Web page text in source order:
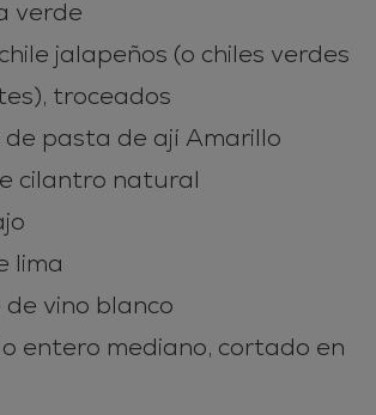
verde
jalapeños (o chiles verdes
troceados
de pasta de ají Amarillo
cilantro natural
lima
vino blanco
entero mediano, cortado en